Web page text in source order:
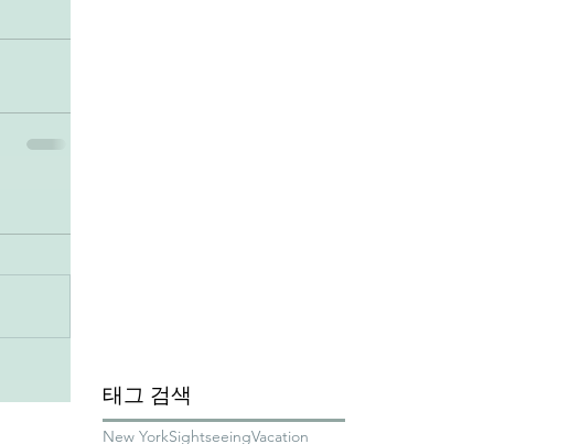
태그 검색
New YorkSightseeingVacation